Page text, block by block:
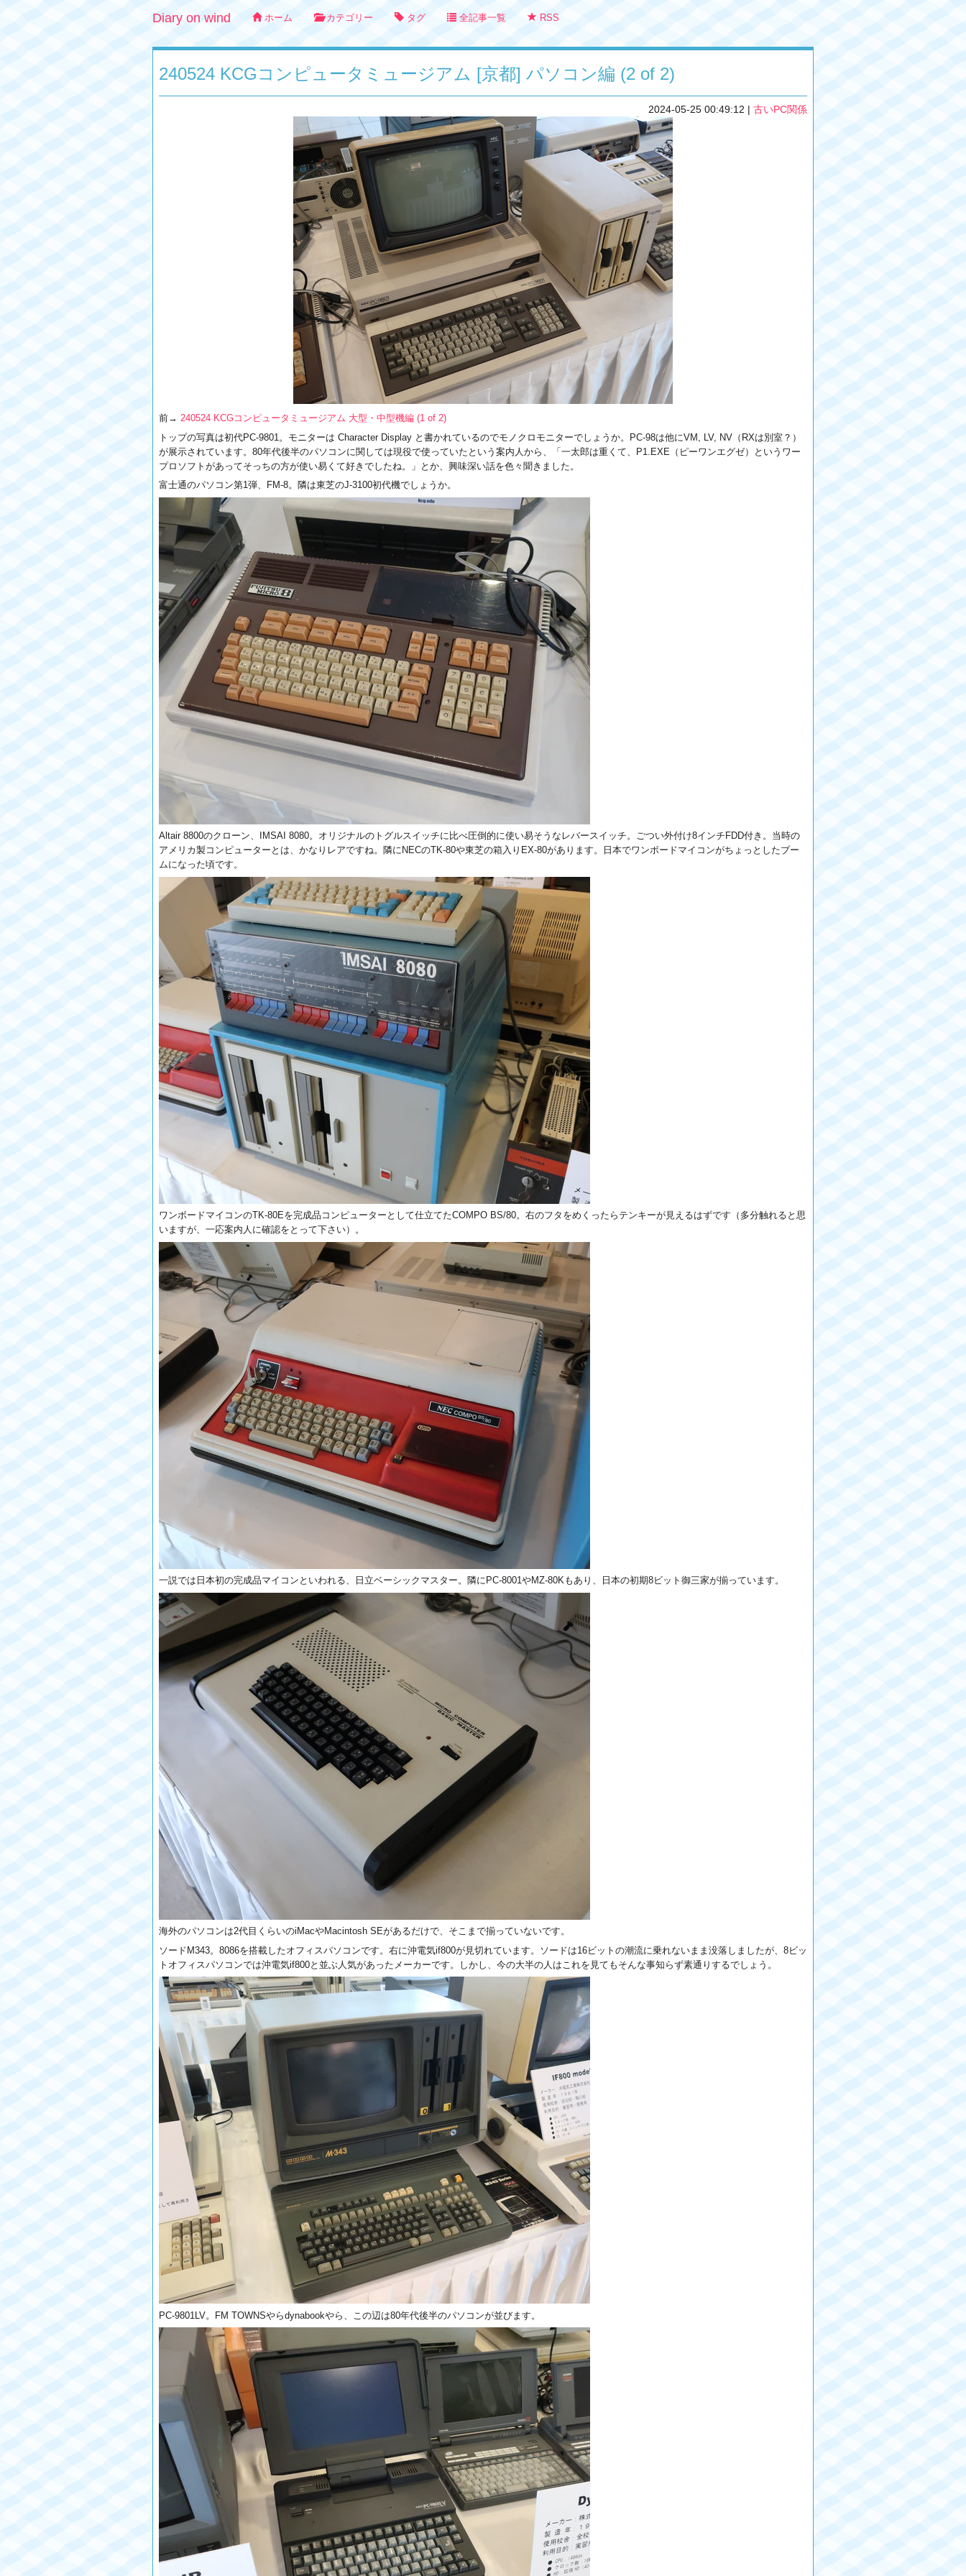
Diary on wind ホーム カテゴリー タグ 全記事一覧 RSS
240524 KCGコンピュータミュージアム [京都] パソコン編 (2 of 2)
2024-05-25 00:49:12 | 古いPC関係
前→ 240524 KCGコンピュータミュージアム 大型・中型機編 (1 of 2)
トップの写真は初代PC-9801。モニターは Character Display と書かれているのでモノクロモニターでしょうか。PC-98は他にVM, LV, NV（RXは別室？）
が展示されています。80年代後半のパソコンに関しては現役で使っていたという案内人から、「一太郎は重くて、P1.EXE（ピーワンエグゼ）というワー
プロソフトがあってそっちの方が使い易くて好きでしたね。」とか、興味深い話を色々聞きました。
富士通のパソコン第1弾、FM-8。隣は東芝のJ-3100初代機でしょうか。
Altair 8800のクローン、IMSAI 8080。オリジナルのトグルスイッチに比べ圧倒的に使い易そうなレバースイッチ。ごつい外付け8インチFDD付き。当時の
アメリカ製コンピューターとは、かなりレアですね。隣にNECのTK-80や東芝の箱入りEX-80があります。日本でワンボードマイコンがちょっとしたブー
ムになった頃です。
ワンボードマイコンのTK-80Eを完成品コンピューターとして仕立てたCOMPO BS/80。右のフタをめくったらテンキーが見えるはずです（多分触れると思
いますが、一応案内人に確認をとって下さい）。
一説では日本初の完成品マイコンといわれる、日立ベーシックマスター。隣にPC-8001やMZ-80Kもあり、日本の初期8ビット御三家が揃っています。
海外のパソコンは2代目くらいのiMacやMacintosh SEがあるだけで、そこまで揃っていないです。
ソードM343。8086を搭載したオフィスパソコンです。右に沖電気if800が見切れています。ソードは16ビットの潮流に乗れないまま没落しましたが、8ビッ
トオフィスパソコンでは沖電気if800と並ぶ人気があったメーカーです。しかし、今の大半の人はこれを見てもそんな事知らず素通りするでしょう。
PC-9801LV。FM TOWNSやらdynabookやら、この辺は80年代後半のパソコンが並びます。